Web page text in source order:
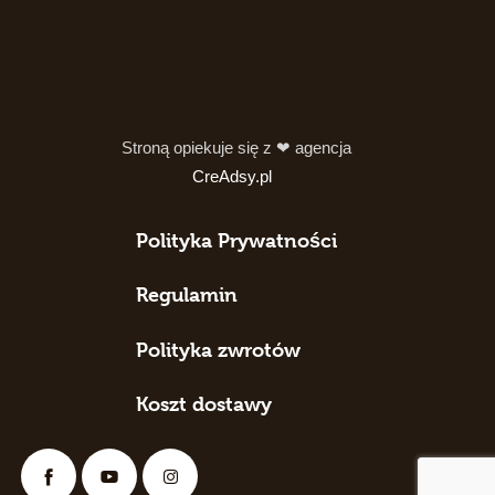
Stroną opiekuje się z ❤ agencja
CreAdsy.pl
Polityka Prywatności
Regulamin
Polityka zwrotów
Koszt dostawy